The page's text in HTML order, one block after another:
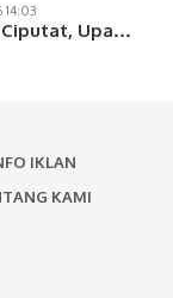
14:03
Ciputat, Upa…
IKLAN
KAMI